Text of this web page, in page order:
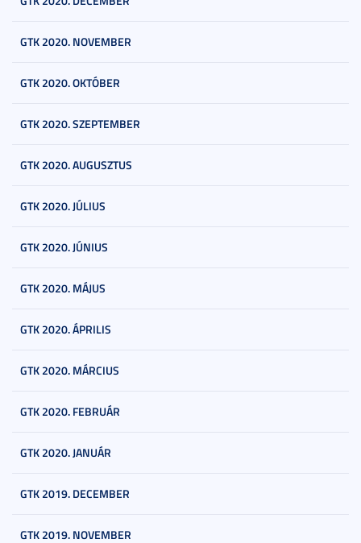
GTK 2020. NOVEMBER
GTK 2020. OKTÓBER
GTK 2020. SZEPTEMBER
GTK 2020. AUGUSZTUS
GTK 2020. JÚLIUS
GTK 2020. JÚNIUS
GTK 2020. MÁJUS
GTK 2020. ÁPRILIS
GTK 2020. MÁRCIUS
GTK 2020. FEBRUÁR
GTK 2020. JANUÁR
GTK 2019. DECEMBER
GTK 2019. NOVEMBER